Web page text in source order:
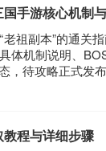
手游核心机制
祖副本”的通关
体机制说明、
待攻略正式发
教程与详细步骤